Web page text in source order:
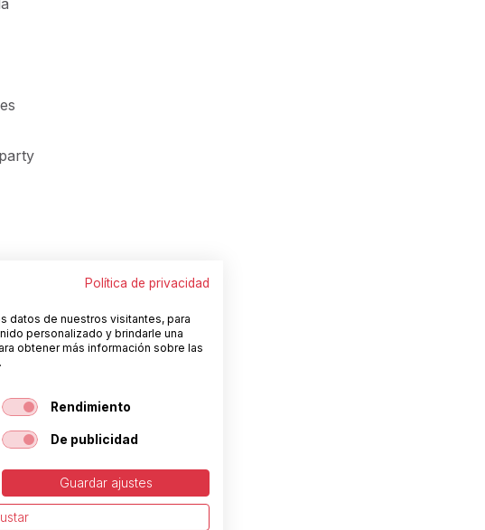
y
y
Política de privacidad
datos de nuestros visitantes, para
personalizado y brindarle una
obtener más información sobre las
Rendimiento
De publicidad
Guardar ajustes